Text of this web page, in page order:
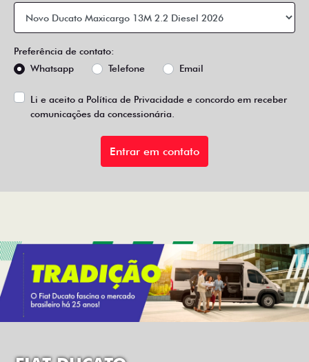
Preferência de contato:
Whatsapp
Telefone Email
Li e aceito a Política de Privacidade e concordo em receber
comunicações da concessionária.
Entrar em contato